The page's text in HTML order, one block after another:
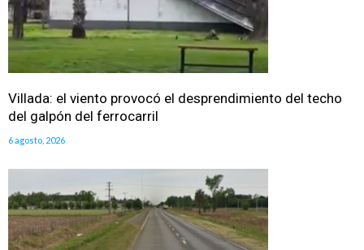
Villada: el viento provocó el desprendimiento del techo
del galpón del ferrocarril
6 agosto, 2026